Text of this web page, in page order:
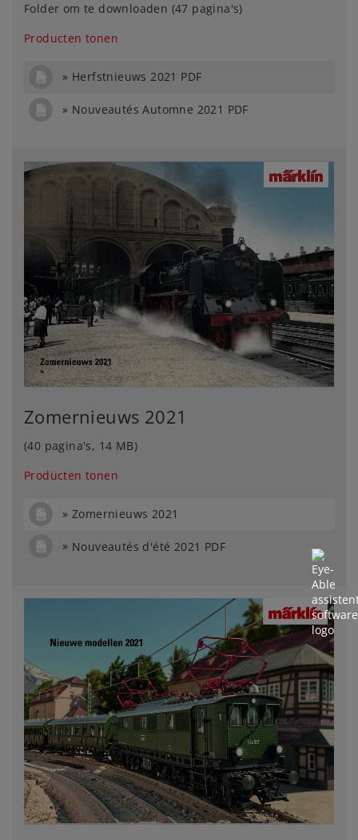
Folder om te downloaden (47 pagina's)
Producten tonen
Herfstnieuws 2021 PDF
Nouveautés Automne 2021 PDF
Zomernieuws 2021
(40 pagina's, 14 MB)
Producten tonen
Zomernieuws 2021
Nouveautés d'été 2021 PDF